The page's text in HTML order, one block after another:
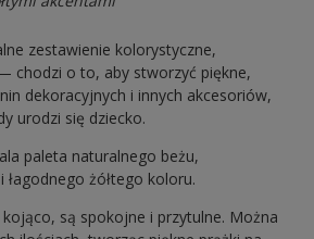
zestawienie kolorystyczne,
chodzi o to, aby stworzyć piękne,
dekoracyjnych i innych akcesoriów,
urodzi się dziecko.
paleta naturalnego beżu,
żółtego koloru.
kojąco, są spokojne i przytulne. Można